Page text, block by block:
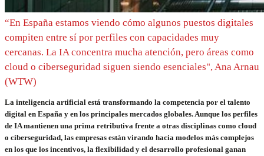
“En España estamos viendo cómo algunos puestos digitales
compiten entre sí por perfiles con capacidades muy
cercanas. La IA concentra mucha atención, pero áreas como
cloud o ciberseguridad siguen siendo esenciales", Ana Arnau
(WTW)
La inteligencia artificial está transformando la competencia por el talento
digital en España y en los principales mercados globales. Aunque los perfiles
de IA mantienen una prima retributiva frente a otras disciplinas como cloud
o ciberseguridad, las empresas están virando hacia modelos más complejos
en los que los incentivos, la flexibilidad y el desarrollo profesional ganan